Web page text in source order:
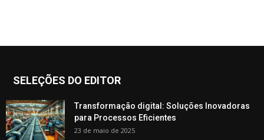
SELEÇÕES DO EDITOR
Transformação digital: Soluções Inovadoras
para Processos Eficientes
23 de maio de 2025